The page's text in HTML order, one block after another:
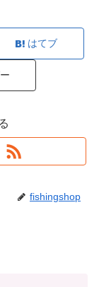
はてブ
fishingshop